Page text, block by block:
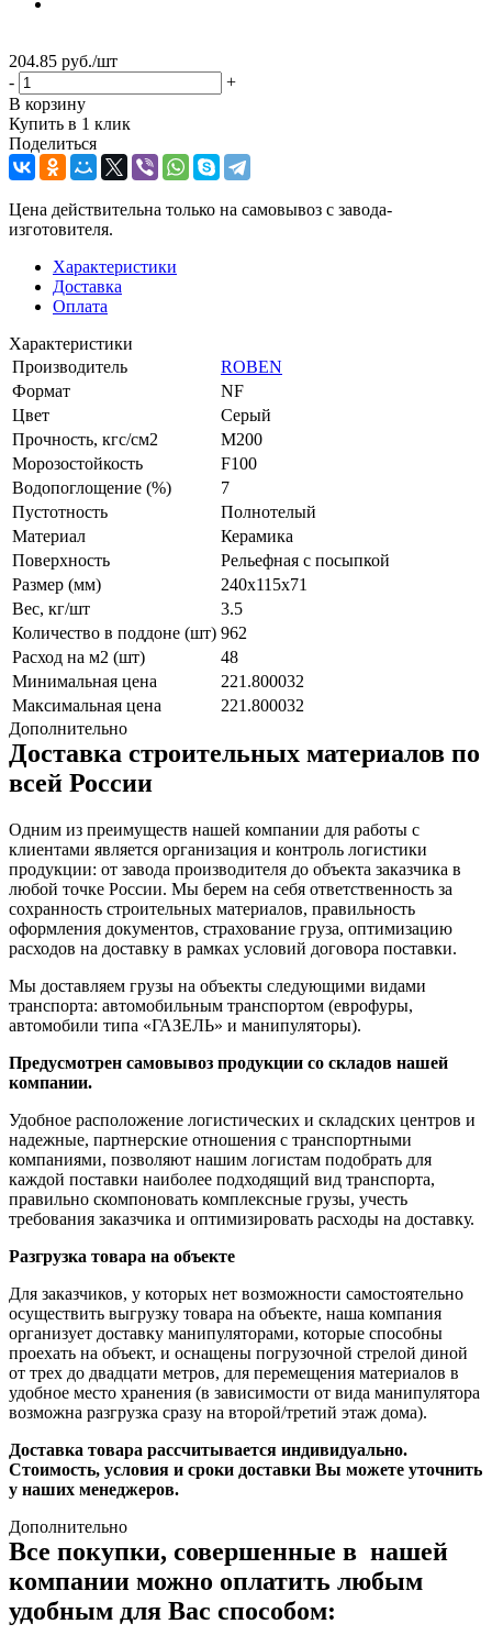
204.85 руб./шт
-
+
В корзину
Купить в 1 клик
Поделиться
Цена действительна только на самовывоз с завода-
изготовителя.
Характеристики
Доставка
Оплата
Характеристики
Производитель
ROBEN
Формат
NF
Цвет
Серый
Прочность, кгс/см2
M200
Морозостойкость
F100
Водопоглощение (%)
7
Пустотность
Полнотелый
Материал
Керамика
Поверхность
Рельефная с посыпкой
Размер (мм)
240x115x71
Вес, кг/шт
3.5
Количество в поддоне (шт) 962
Расход на м2 (шт)
48
Минимальная цена
221.800032
Максимальная цена
221.800032
Дополнительно
Доставка строительных материалов по
всей России
Одним из преимуществ нашей компании для работы с
клиентами является организация и контроль логистики
продукции: от завода производителя до объекта заказчика в
любой точке России. Мы берем на себя ответственность за
сохранность строительных материалов, правильность
оформления документов, страхование груза, оптимизацию
расходов на доставку в рамках условий договора поставки.
Мы доставляем грузы на объекты следующими видами
транспорта: автомобильным транспортом (еврофуры,
автомобили типа «ГАЗЕЛЬ» и манипуляторы).
Предусмотрен самовывоз продукции со складов нашей
компании.
Удобное расположение логистических и складских центров и
надежные, партнерские отношения с транспортными
компаниями, позволяют нашим логистам подобрать для
каждой поставки наиболее подходящий вид транспорта,
правильно скомпоновать комплексные грузы, учесть
требования заказчика и оптимизировать расходы на доставку.
Разгрузка товара на объекте
Для заказчиков, у которых нет возможности самостоятельно
осуществить выгрузку товара на объекте, наша компания
организует доставку манипуляторами, которые способны
проехать на объект, и оснащены погрузочной стрелой диной
от трех до двадцати метров, для перемещения материалов в
удобное место хранения (в зависимости от вида манипулятора
возможна разгрузка сразу на второй/третий этаж дома).
Доставка товара рассчитывается индивидуально.
Стоимость, условия и сроки доставки Вы можете уточнить
у наших менеджеров.
Дополнительно
Все покупки, совершенные в нашей
компании можно оплатить любым
удобным для Вас способом: